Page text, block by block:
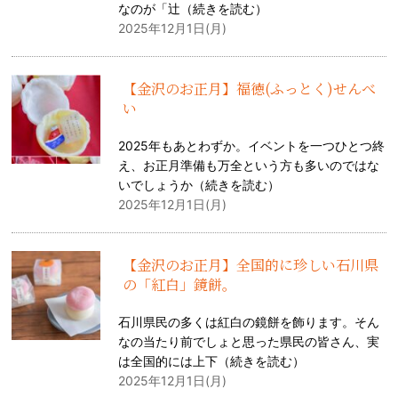
なのが「辻（続きを読む）
2025年12月1日(月)
【金沢のお正月】福徳(ふっとく)せんべ
い
2025年もあとわずか。イベントを一つひとつ終
え、お正月準備も万全という方も多いのではな
いでしょうか（続きを読む）
2025年12月1日(月)
【金沢のお正月】全国的に珍しい石川県
の「紅白」鏡餅。
石川県民の多くは紅白の鏡餅を飾ります。そん
なの当たり前でしょと思った県民の皆さん、実
は全国的には上下（続きを読む）
2025年12月1日(月)